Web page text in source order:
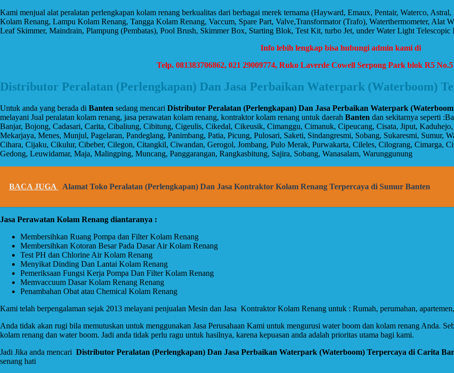
Kami menjual alat peralatan perlengkapan kolam renang berkualitas dari berbagai merek ternama (Hayward, Emaux, Pentair, Waterco,
Kolam Renang, Lampu Kolam Renang, Tangga Kolam Renang, Vaccum, Spare Part, Valve,Transformator (Trafo), Waterthermometer,
Leaf Skimmer, Maindrain, Plampung (Pembatas), Pool Brush, Skimmer Box, Starting Blok, Test Kit, turbo Jet, under Water Light Telescopic
Info lebih lengkap bisa hubungi admin kami di
Telp. 081383706862, 021 29009774, Ruko Laverde Cowell Serpong Park blok R5
Distributor Peralatan (Perlengkapan) Dan Jasa Perbaikan Waterpark (Waterboom)
Untuk anda yang berada di Banten sedang mencari Distributor Peralatan (Perlengkapan) Dan Jasa Perbaikan Waterpark
melayani Jual peralatan kolam renang, jasa perawatan kolam renang, kontraktor kolam renang untuk daerah Banten dan sekitarnya seperti
Banjar, Bojong, Cadasari, Carita, Cibaliung, Cibitung, Cigeulis, Cikedal, Cikeusik, Cimanggu, Cimanuk, Cipeucang, Cisata, Jiput,
Mekarjaya, Menes, Munjul, Pagelaran, Pandeglang, Panimbang, Patia, Picung, Pulosari, Saketi, Sindangresmi, Sobang, Sukaresmi, Sumur,
Cihara, Cijaku, Cikulur, Cibeber, Cilegon, Citangkil, Ciwandan, Gerogol, Jombang, Pulo Merak, Purwakarta, Cileles, Cilograng, Cimarga,
Gedong, Leuwidamar, Maja, Malingping, Muncang, Panggarangan, Rangkasbitung, Sajira, Sobang, Wanasalam, Warunggunung
BACA JUGA Alamat Toko Peralatan (Perlengkapan) Dan Jasa Kontraktor Kolam Renang Terpercaya di Sumur Banten
Jasa Perawatan Kolam Renang diantaranya :
Membersihkan Ruang Pompa dan Filter Kolam Renang
Membersihkan Kotoran Besar Pada Dasar Air Kolam Renang
Test PH dan Chlorine Air Kolam Renang
Menyikat Dinding Dan Lantai Kolam Renang
Pemeriksaan Fungsi Kerja Pompa Dan Filter Kolam Renang
Memvaccuum Dasar Kolam Renang Renang
Penambahan Obat atau Chemical Kolam Renang
Kami telah berpengalaman sejak 2013 melayani penjualan Mesin dan Jasa Kontraktor Kolam Renang untuk : Rumah, perumahan,
Anda tidak akan rugi bila memutuskan untuk menggunakan Jasa Perusahaan Kami untuk mengurusi water boom dan kolam renang Anda.
kolam renang dan water boom. Jadi anda tidak perlu ragu untuk hasilnya, karena kepuasan anda adalah prioritas utama bagi kami.
Jadi Jika anda mencari Distributor Peralatan (Perlengkapan) Dan Jasa Perbaikan Waterpark (Waterboom) Terpercaya di Carita
senang hati